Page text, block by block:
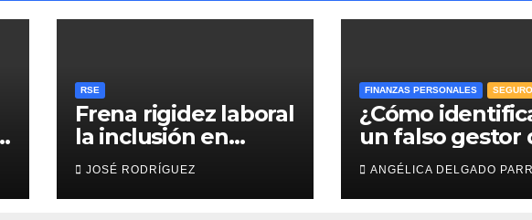
RSE
Frena rigidez laboral
la inclusión en
empresas: efr
JOSÉ RODRÍGUEZ
FINANZAS PERSONALES
¿Cómo
un falso gestor
Afore y
ahorro para el
retiro?
ANGÉLICA DELGADO